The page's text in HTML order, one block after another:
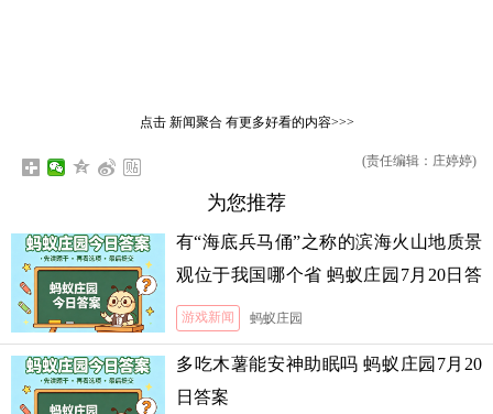
点击 新闻聚合有更多好看的内容>>>
(责任编辑：庄婷婷)
为您推荐
有“海底兵马俑”之称的滨海火山地质景
观位于我国哪个省 蚂蚁庄园7月20日答
案
游戏新闻 蚂蚁庄园
多吃木薯能安神助眠吗 蚂蚁庄园7月20
日答案